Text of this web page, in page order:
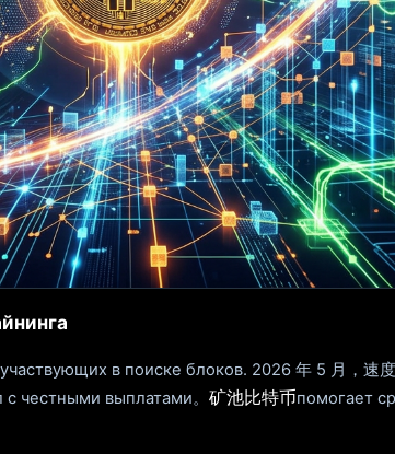
в поиске блоков. 2026 年 5 月，
честными выплатами。 矿池比特币помогает